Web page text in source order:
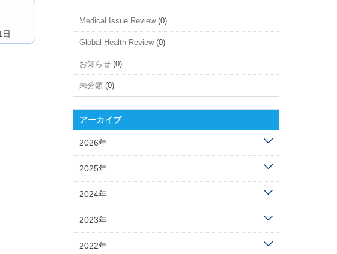
Medical Issue Review(0)
Global Health Review(0)
お知らせ(0)
未分類(0)
アーカイブ
2026年
2025年
2024年
2023年
2022年